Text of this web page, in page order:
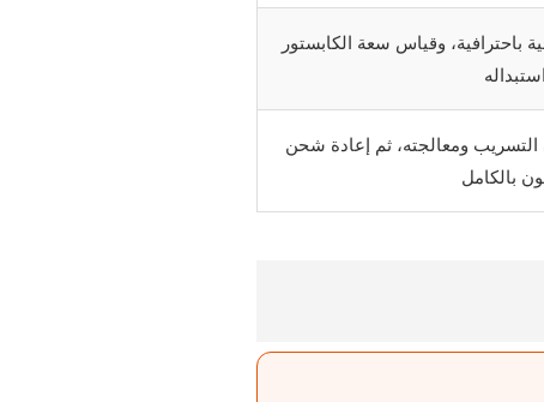
باحترافية، وقياس سعة الكابستور
ومعالجته، ثم إعادة شحن
بالكامل